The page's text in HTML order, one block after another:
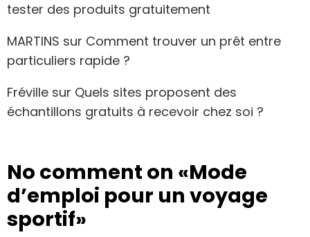
tester des produits gratuitement
MARTINS sur Comment trouver un prêt entre
particuliers rapide ?
Fréville sur Quels sites proposent des
échantillons gratuits à recevoir chez soi ?
No comment on «Mode
d’emploi pour un voyage
sportif»